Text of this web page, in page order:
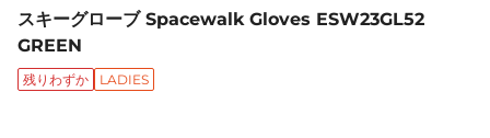
スキーグローブ Spacewalk Gloves ESW23GL52
GREEN
残りわずか LADIES